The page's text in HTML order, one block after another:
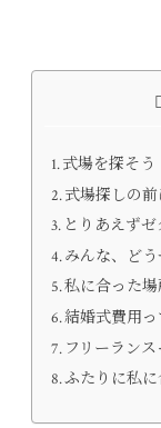
式場を探そう
式場探しの
とりあえずゼ
みんな、ど
私に合った
結婚式費用っ
フリーランス
ふたりに私